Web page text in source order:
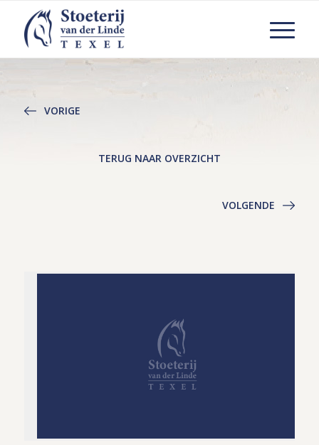
VORIGE
TERUG NAAR OVERZICHT
VOLGENDE